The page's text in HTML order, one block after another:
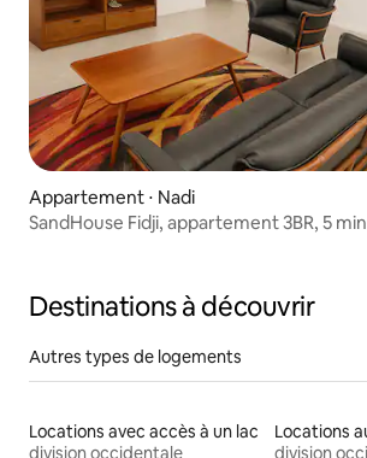
Appartement ⋅ Nadi
SandHouse Fidji, appartement 3BR, 5
Destinations à découvrir
Autres types de logements
Locations avec accès à un lac
division occidentale
Locations
division